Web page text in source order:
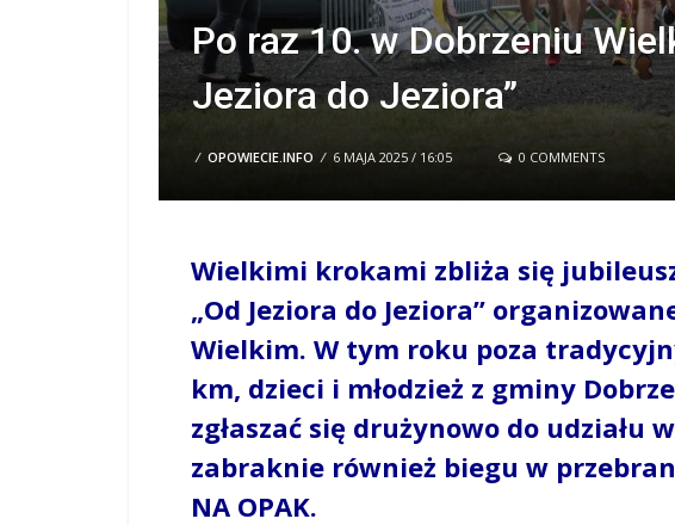
Po raz 10. w Dobrzeniu
Jeziora do Jeziora”
/ OPOWIECIE.INFO / 6 MAJA 2025 / 16:05 0 COMMENTS
Wielkimi krokami zbliża się
„Od Jeziora do Jeziora”
Wielkim. W tym roku poza
km, dzieci i młodzież z gminy
zgłaszać się drużynowo do udziału
zabraknie również biegu w
NA OPAK.